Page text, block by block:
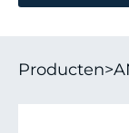
Producten>